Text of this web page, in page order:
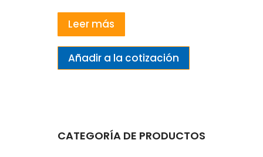
Leer más
Añadir a la cotización
CATEGORÍA DE PRODUCTOS